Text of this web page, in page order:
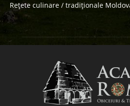
Rețete culinare / tradiționale